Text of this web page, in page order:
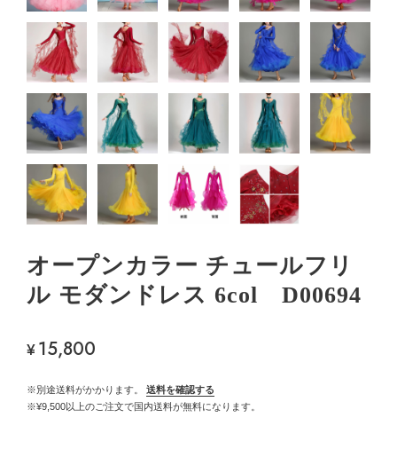
オープンカラー チュールフリ
ル モダンドレス 6col D00694
¥15,800
※別途送料がかかります。
送料を確認する
※¥9,500以上のご注文で国内送料が無料になります。